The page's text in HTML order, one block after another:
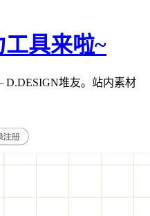
具来啦~
堆友。站内素材